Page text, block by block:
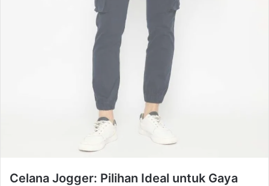
Celana Jogger: Pilihan Ideal untuk Gaya